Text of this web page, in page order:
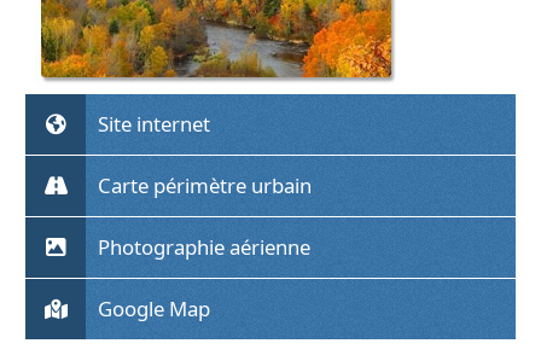
Site internet
Carte périmètre urbain
Photographie aérienne
Google Map